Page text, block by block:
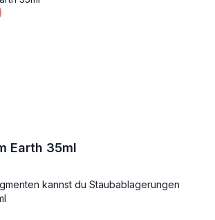
Earth 35ml
kannst du Staubablagerungen